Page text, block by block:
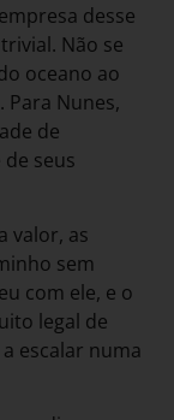
desse
Não se
oceano ao
Nunes,
de
seus
valor, as
sem
com ele, e o
legal de
escalar numa